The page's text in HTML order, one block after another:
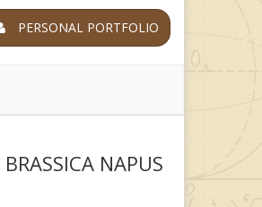
PERSONAL PORTFOLIO
NAPUS